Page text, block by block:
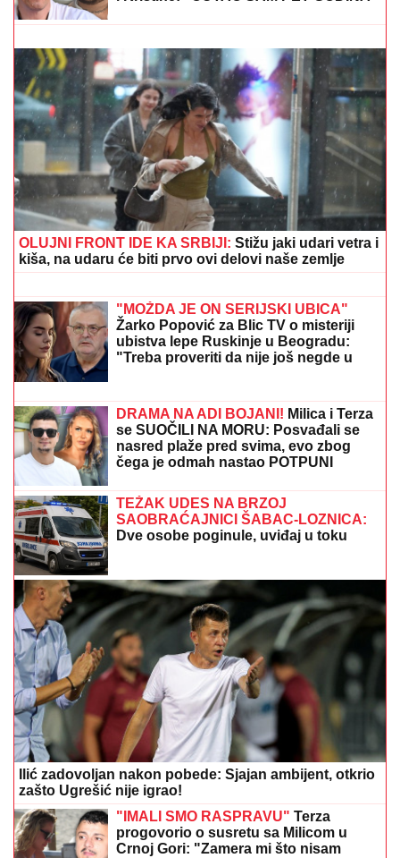
"IMAO JE NAPADE, TREBALO SE IZBORITI SA TIM"
Pevačica zbog unuka sa autizmom otišla da živi na
selo, pa morala da donese najtežu odluku: "Postao je
agresivan"
Srpkinja doživela pakao na letovanju!
"Koristili su ometače, nestalo nam je
sve" - Hitno se oglasila: "Lično ću
uručiti nagradu ako ga nađete"
"ZLOČESTA, LJUBOMORNA BABA"
Dara Bubamara UZVRATILA Cakani
šokirala komentarom o Seki Aleksić
(VIDEO)
GORI INSTAGRAM!Nataša Bekvalac BRUTALNO
zapušila usta dušebrižnicima: Progovorila o
RAZVODIMA, uvredama na račun izgleda, pa otkrila
ŠOK DETALJE
"Dvadeset dana me je molio i kleo se"
Filipu Caru PREKIPELO, pred svima
otkrio šta se krije iza odnosa Kristijana
i Kristine: "ĆUTAO SAM PET GODINA"
OVO JE MILKA (82) KOJU JE UBIO
SIN! Uposlednje vreme živela u Domu,
jutros došla da obiđe sina, a on je
TUKAO DO SMRTI! (FOTO, VIDEO)